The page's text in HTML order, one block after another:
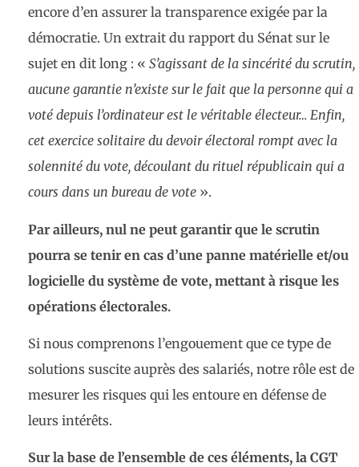
encore d’en assurer la transparence exigée par la
démocratie. Un extrait du rapport du Sénat sur le
sujet en dit long : « S’agissant de la sincérité du scrutin,
aucune garantie n’existe sur le fait que la personne qui a
voté depuis l’ordinateur est le véritable électeur… Enfin,
cet exercice solitaire du devoir électoral rompt avec la
solennité du vote, découlant du rituel républicain qui a
cours dans un bureau de vote ».
Par ailleurs, nul ne peut garantir que le scrutin
pourra se tenir en cas d’une panne matérielle et/ou
logicielle du système de vote, mettant à risque les
opérations électorales.
Si nous comprenons l’engouement que ce type de
solutions suscite auprès des salariés, notre rôle est de
mesurer les risques qui les entoure en défense de
leurs intérêts.
Sur la base de l’ensemble de ces éléments, la CGT